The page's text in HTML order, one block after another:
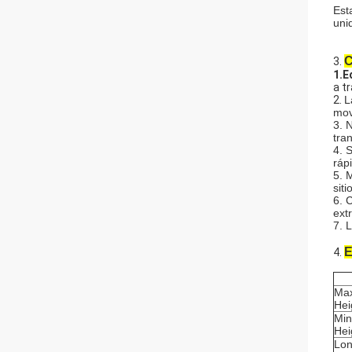
3.
a
2.
3.
4.
5.
6.
7.
4.